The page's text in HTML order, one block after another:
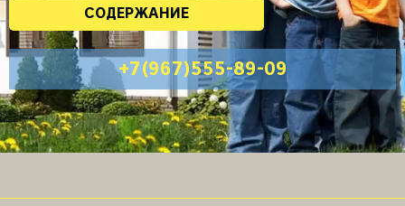
СОДЕРЖАНИЕ
+7(967)555-89-09